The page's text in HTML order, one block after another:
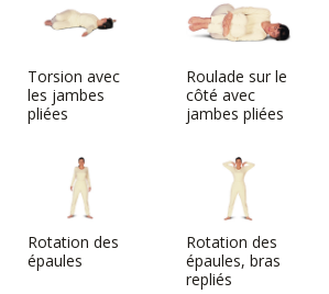
Torsion avec
les jambes
pliées
Roulade sur le
côté avec
jambes pliées
Rotation des
épaules
Rotation des
épaules, bras
repliés